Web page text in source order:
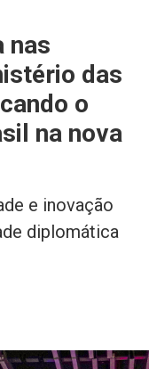
nas
das
o
na nova
e inovação
diplomática